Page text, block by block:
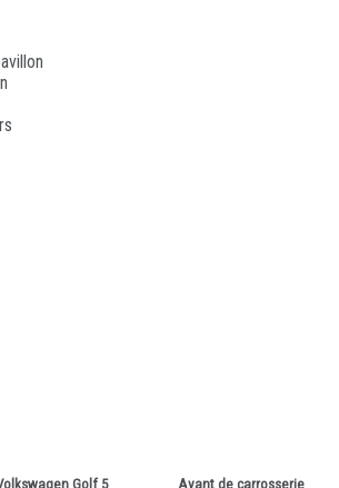
Golf 5 Avant de carrosserie